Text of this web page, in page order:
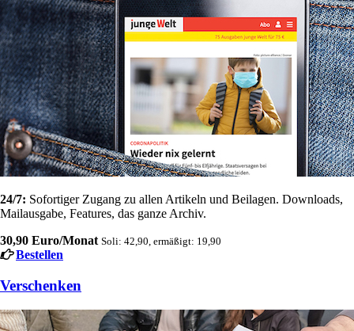
24/7: Sofortiger Zugang zu allen Artikeln und Beilagen. Downloads,
Mailausgabe, Features, das ganze Archiv.
30,90 Euro/Monat Soli: 42,90, ermäßigt: 19,90
Bestellen
Verschenken